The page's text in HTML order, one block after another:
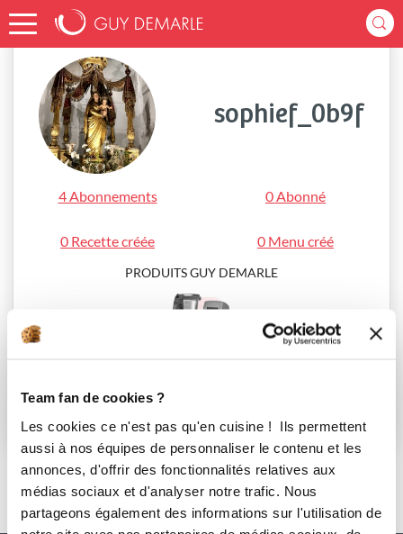
Team fan de cookies ?
Les cookies ce n'est pas qu'en cuisine ! Ils permettent
aussi à nos équipes de personnaliser le contenu et les
annonces, d'offrir des fonctionnalités relatives aux
médias sociaux et d'analyser notre trafic. Nous
partageons également des informations sur l'utilisation de
Accueil sophief_0b9f
sophief_0b9f
4 Abonnements 0 Abonné
0 Recette créée 0 Menu créé
PRODUITS GUY DEMARLE